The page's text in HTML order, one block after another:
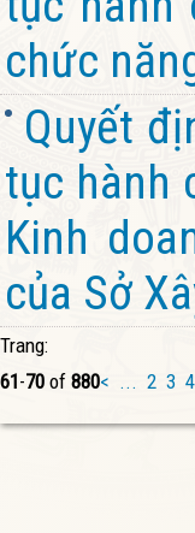
chức
Quyết
tục hành
Kinh
của Sở
Trang:
61-70 of 880< ... 2 3 4